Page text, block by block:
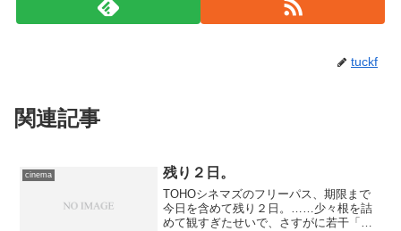
tuckf
関連記事
cinema 残り２日。
TOHOシネマズのフリーパス、期限まで
今日を含めて残り２日。……少々根を詰
めて観すぎたせいで、さすがに若干「も